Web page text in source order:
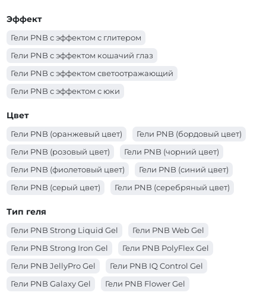
Эффект
Гели PNB с эффектом с глитером
Гели PNB с эффектом кошачий глаз
Гели PNB с эффектом светоотражающий
Гели PNB с эффектом с юки
Цвет
Гели PNB (оранжевый цвет)
Гели PNB (бордовый цвет)
Гели PNB (розовый цвет)
Гели PNB (чорний цвет)
Гели PNB (фиолетовый цвет)
Гели PNB (синий цвет)
Гели PNB (серый цвет)
Гели PNB (серебряный цвет)
Тип геля
Гели PNB Strong Liquid Gel
Гели PNB Web Gel
Гели PNB Strong Iron Gel
Гели PNB PolyFlex Gel
Гели PNB JellyPro Gel
Гели PNB IQ Control Gel
Гели PNB Galaxy Gel
Гели PNB Flower Gel